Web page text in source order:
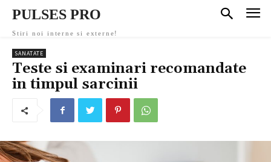
PULSES PRO
Stiri noi interne si externe!
SANATATE
Teste si examinari recomandate
in timpul sarcinii